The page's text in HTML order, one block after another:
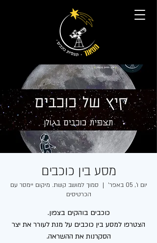
מסע בין כוכבים
יום ו׳, 05 באפר׳
  |
סמוך למושב קשת. מיקום יימסר עם
הכרטיסים
הצטרפו למסע בין כוכבים על מנת לעורר את יצר